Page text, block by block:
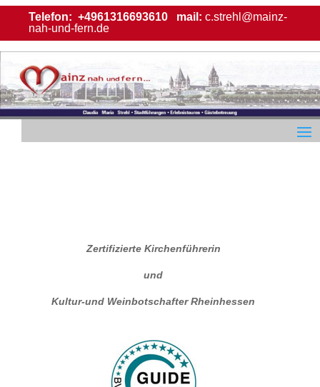
Telefon: +4961316693610 mail: c.strehl@mainz-
nah-und-fern.de
Zertifizierte Kirchenführerin
und
Kultur-und Weinbotschafter Rheinhessen